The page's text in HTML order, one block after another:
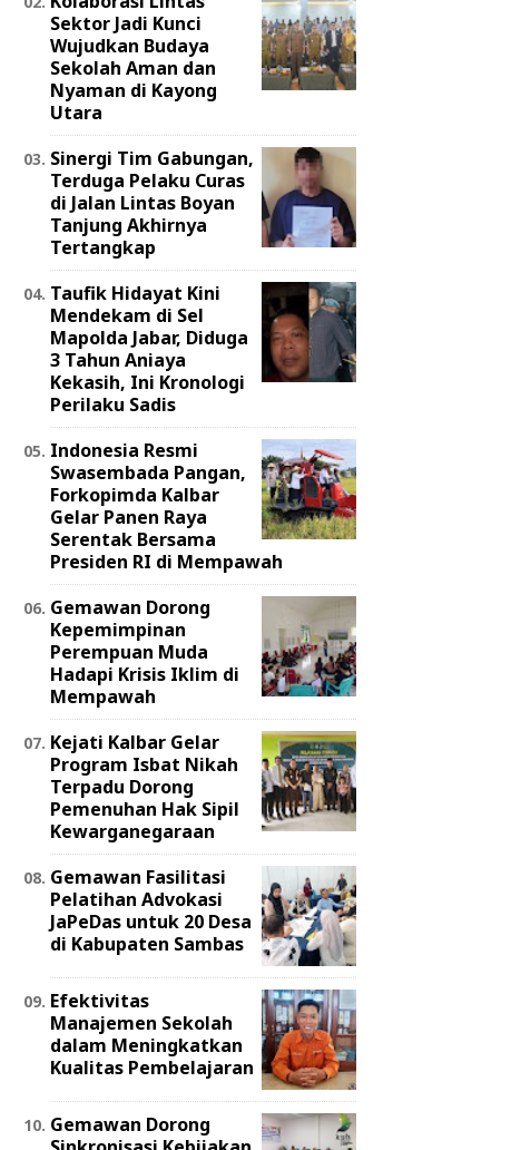
Sektor Jadi Kunci
Wujudkan Budaya
Sekolah Aman dan
Nyaman di Kayong
Utara
Sinergi Tim Gabungan,
Terduga Pelaku Curas
di Jalan Lintas Boyan
Tanjung Akhirnya
Tertangkap
Taufik Hidayat Kini
Mendekam di Sel
Mapolda Jabar, Diduga
3 Tahun Aniaya
Kekasih, Ini Kronologi
Perilaku Sadis
Indonesia Resmi
Swasembada Pangan,
Forkopimda Kalbar
Gelar Panen Raya
Serentak Bersama
Presiden RI di Mempawah
Gemawan Dorong
Kepemimpinan
Perempuan Muda
Hadapi Krisis Iklim di
Mempawah
Kejati Kalbar Gelar
Program Isbat Nikah
Terpadu Dorong
Pemenuhan Hak Sipil
Kewarganegaraan
Gemawan Fasilitasi
Pelatihan Advokasi
JaPeDas untuk 20 Desa
di Kabupaten Sambas
Efektivitas
Manajemen Sekolah
dalam Meningkatkan
Kualitas Pembelajaran
Gemawan Dorong